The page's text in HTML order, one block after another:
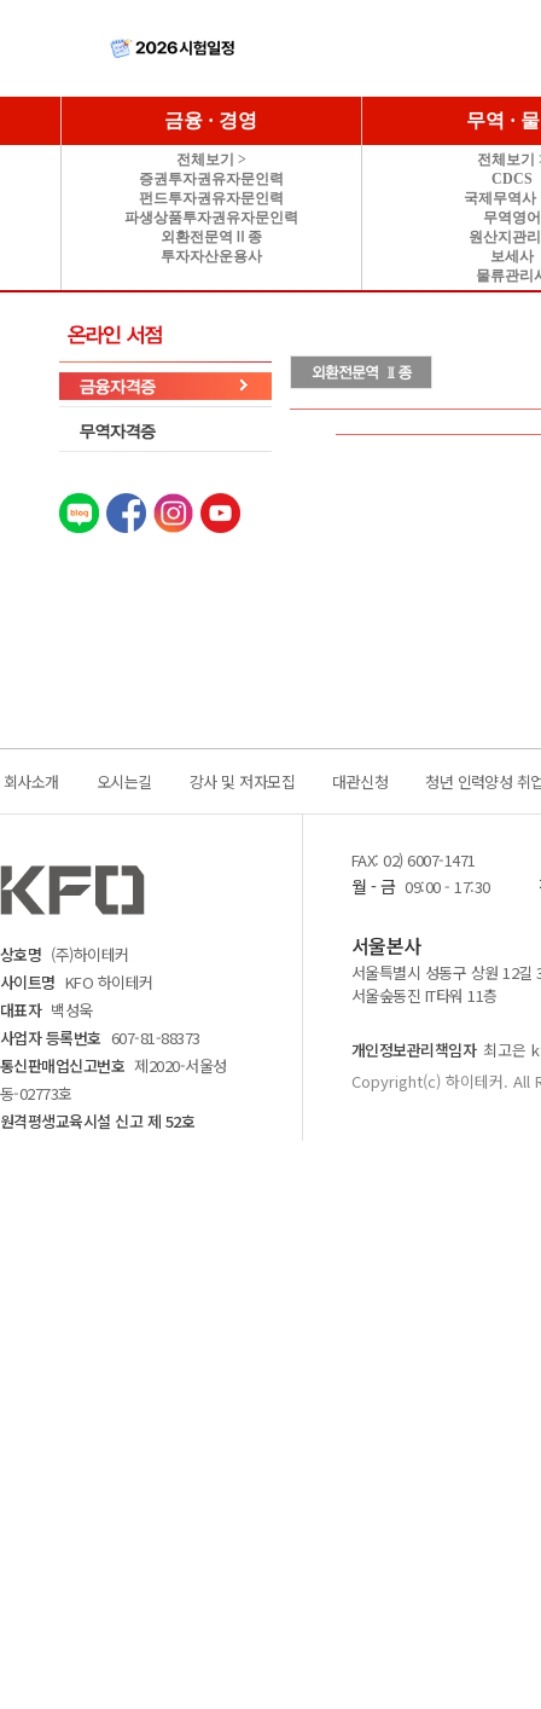
금융 · 경영
전체보기 >
증권투자권유자문인력
펀드투자권유자문인력
파생상품투자권유자문인력
외환전문역Ⅱ종
투자자산운용사
무역 ·
전체보기
CDCS
국제무역사
무역영어
원산지관
보세사
물류관리
회사소개 오시는길 강사 및 저자모집 대관신청 청년 인력양성 취
상호명 (주)하이테커
사이트명 KFO 하이테커
대표자 백성욱
사업자 등록번호 607-81-88373
통신판매업신고번호 제2020-서울성
동-02773호
원격평생교육시설 신고 제 52호
FAX: 02) 6007-1471
월 - 금 09:00 - 17:30
서울본사
서울특별시 성동구 상원 12길
서울숲동진 IT타워 11층
개인정보관리책임자 최고은
Copyright(c) 하이테커.